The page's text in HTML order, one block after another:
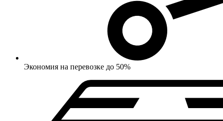
Экономия на перевозке до 50%